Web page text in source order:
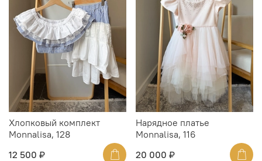
Хлопковый комплект
Monnalisa, 128
12 500 ₽
Нарядное платье
Monnalisa, 116
20 000 ₽